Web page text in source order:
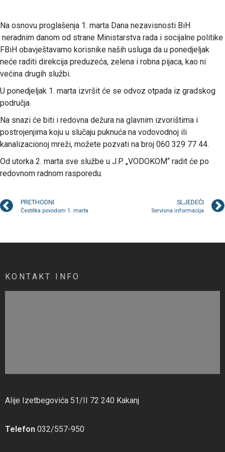
Na osnovu proglašenja 1. marta Dana nezavisnosti BiH
neradnim danom od strane Ministarstva rada i socijalne politike
FBiH obavještavamo korisnike naših usluga da u ponedjeljak
neće raditi direkcija preduzeća, zelena i robna pijaca, kao ni
većina drugih službi.
U ponedjeljak 1. marta izvršit će se odvoz otpada iz gradskog
područja.
Na snazi će biti i redovna dežura na glavnim izvorištima i
postrojenjima koju u slučaju puknuća na vodovodnoj ili
kanalizacionoj mreži, možete pozvati na broj 060 329 77 44.
Od utorka 2. marta sve službe u J.P. „VODOKOM“ radit će po
redovnom radnom rasporedu.
PRETHODNI
Čestitka povodom 1. marta
SLJEDEĆI
Servisna informacija
KONTAKT INFO
Alije Izetbegovića 51/II 72 240 Kakanj
Telefon 032/557-950